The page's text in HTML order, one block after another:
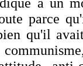
à un
parce
qu'il